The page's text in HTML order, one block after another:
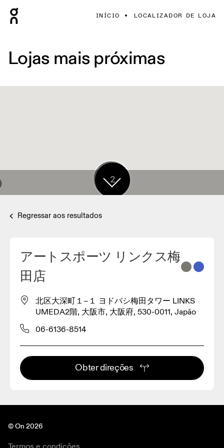
INÍCIO LOCALIZADOR DE LOJA
Lojas mais próximas
17
2
Regressar aos resultados
アートスポーツ リンクス梅
田店
北区大深町１−１ ヨドバシ梅田タワー LINKS
UMEDA2階, 大阪市, 大阪府, 530-0011, Japão
06-6136-8514
Obter direções
© On 2026